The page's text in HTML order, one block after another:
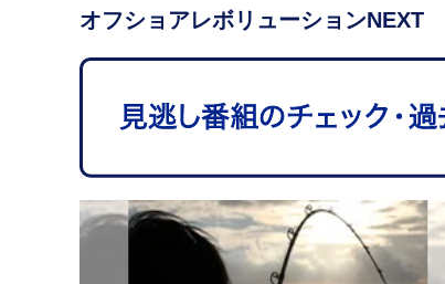
オフショアレボリューションNEXT